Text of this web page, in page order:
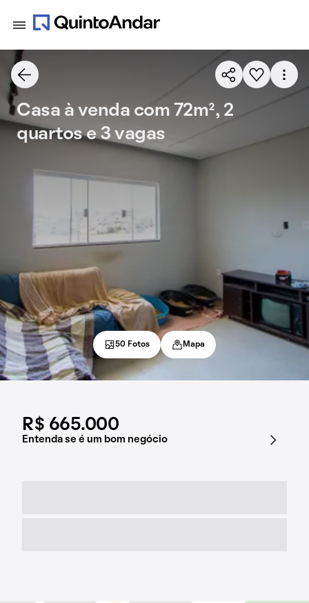
R$ 665.000
Entenda se é um bom negócio
Casa à venda com 72m², 2
quartos e 3 vagas
50 Fotos Mapa